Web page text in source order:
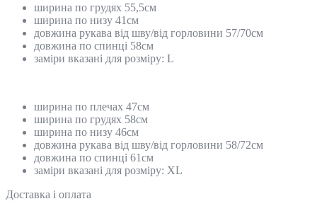
ширина по грудях 55,5см
ширина по низу 41см
довжина рукава від шву/від горловини 57/70см
довжина по спинці 58см
заміри вказані для розміру: L
ширина по плечах 47см
ширина по грудях 58см
ширина по низу 46см
довжина рукава від шву/від горловини 58/72см
довжина по спинці 61см
заміри вказані для розміру: XL
Доставка і оплата